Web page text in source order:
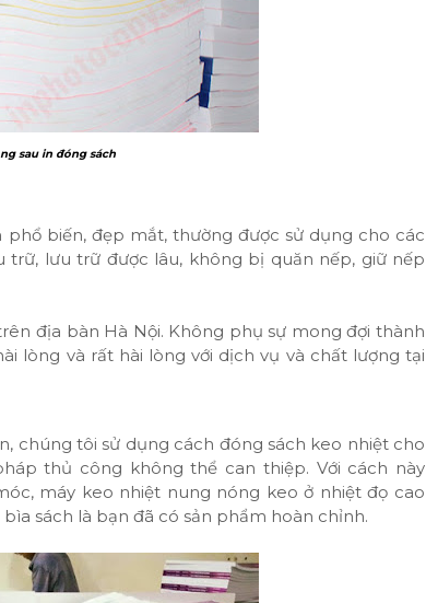
sau in đóng sách
biến, đẹp mắt, thường được sử dụng cho các
lưu trữ được lâu, không bị quăn nếp, giữ nếp
địa bàn Hà Nội. Không phụ sự mong đợi thành
lòng và rất hài lòng với dịch vụ và chất lượng tại
chúng tôi sử dụng cách đóng sách keo nhiệt cho
thủ công không thể can thiệp. Với cách này
máy keo nhiệt nung nóng keo ở nhiệt đọ cao
sách là bạn đã có sản phẩm hoàn chỉnh.